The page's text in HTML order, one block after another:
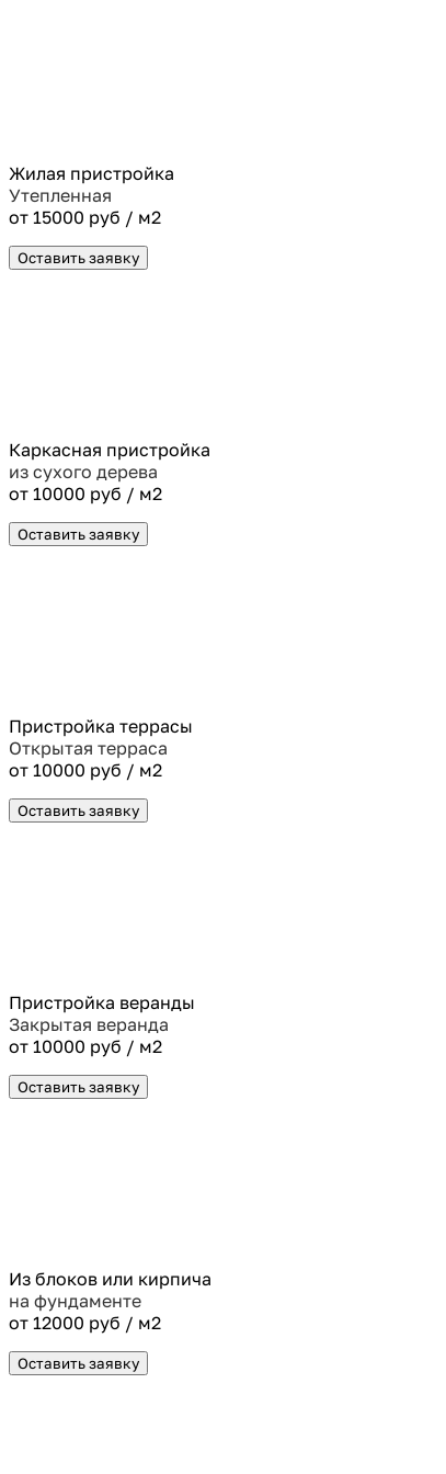
Жилая пристройка
Утепленная
от 15000 руб / м2
Оставить заявку
Каркасная пристройка
из сухого дерева
от 10000 руб / м2
Оставить заявку
Пристройка террасы
Открытая терраса
от 10000 руб / м2
Оставить заявку
Пристройка веранды
Закрытая веранда
от 10000 руб / м2
Оставить заявку
Из блоков или кирпича
на фундаменте
от 12000 руб / м2
Оставить заявку